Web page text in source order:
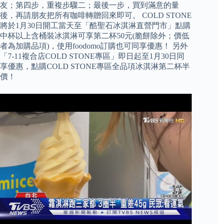
友；第四步，重複步驟二；最後一步，買到滿意的量
後，再請朋友把所有咖啡轉贈回來即可。 COLD STONE
將於1月30日開工當天至「酷聖石冰淇淋直營門市」點購
中杯以上含桶裝冰淇淋可享第二杯50元(脆餅除外；價低
者為加購品項)，使用foodomo訂購也可同享優惠！ 另外
「7-11複合店COLD STONE專區」即日起至1月30日同
享優惠，點購COLD STONE專區全品項冰淇淋第二杯半
價！